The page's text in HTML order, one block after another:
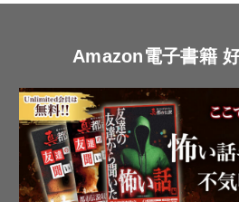
Amazon電子書籍